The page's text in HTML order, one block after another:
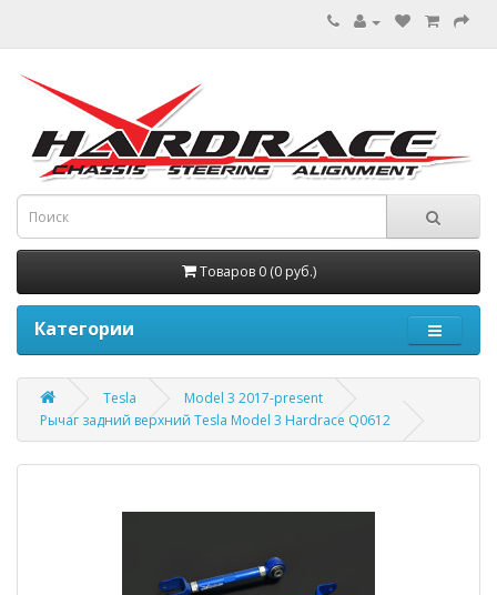
Товаров 0 (0 руб.)
Категории
Tesla
Model 3 2017-present
Рычаг задний верхний Tesla Model 3 Hardrace Q0612